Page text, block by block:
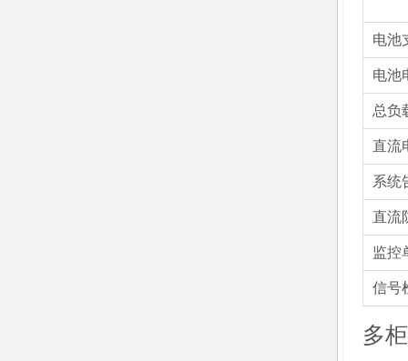
电池
电池
总负
直流
系统
直流
监控
信号
多